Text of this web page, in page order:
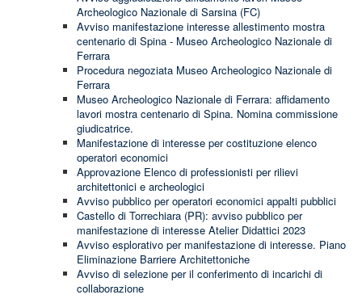
Archeologico Nazionale di Sarsina (FC)
Avviso manifestazione interesse allestimento mostra
centenario di Spina - Museo Archeologico Nazionale di
Ferrara
Procedura negoziata Museo Archeologico Nazionale di
Ferrara
Museo Archeologico Nazionale di Ferrara: affidamento
lavori mostra centenario di Spina. Nomina commissione
giudicatrice.
Manifestazione di interesse per costituzione elenco
operatori economici
Approvazione Elenco di professionisti per rilievi
architettonici e archeologici
Avviso pubblico per operatori economici appalti pubblici
Castello di Torrechiara (PR): avviso pubblico per
manifestazione di interesse Atelier Didattici 2023
Avviso esplorativo per manifestazione di interesse. Piano
Eliminazione Barriere Architettoniche
Avviso di selezione per il conferimento di incarichi di
collaborazione